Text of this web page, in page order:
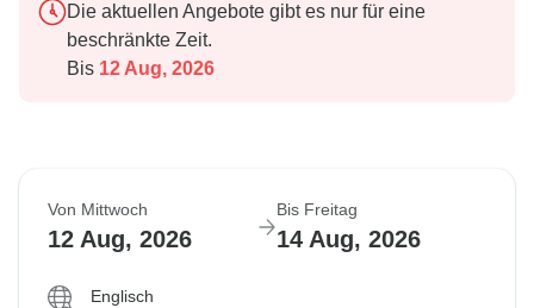
Die aktuellen Angebote gibt es nur für eine
beschränkte Zeit.
Bis 12 Aug, 2026
Von Mittwoch
12 Aug, 2026
Bis Freitag
14 Aug, 2026
Englisch